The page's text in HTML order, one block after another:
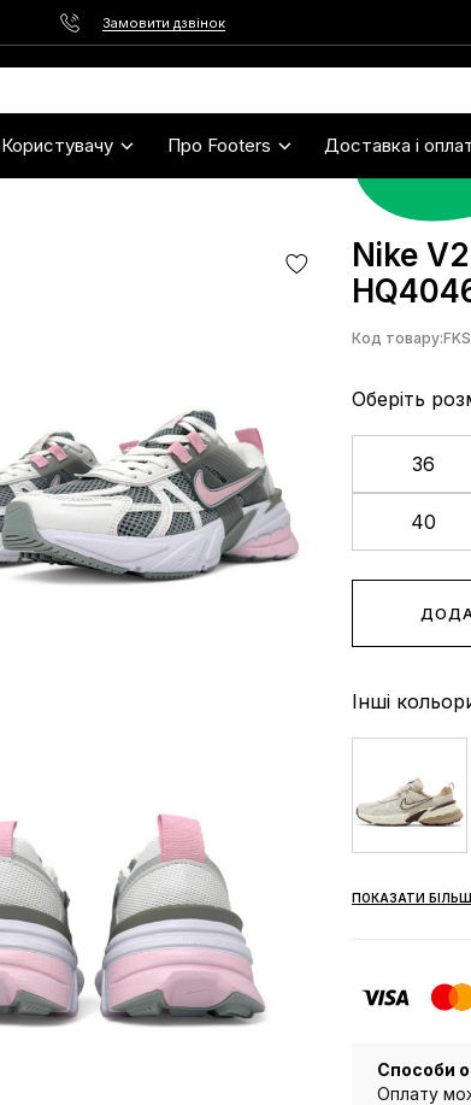
Замовити дзвінок
Користувачу Про Footers Доставка і
Nike
Код товару:
Оберіть
36
40
Інші
ПОКАЗАТИ
Способи
Оплату